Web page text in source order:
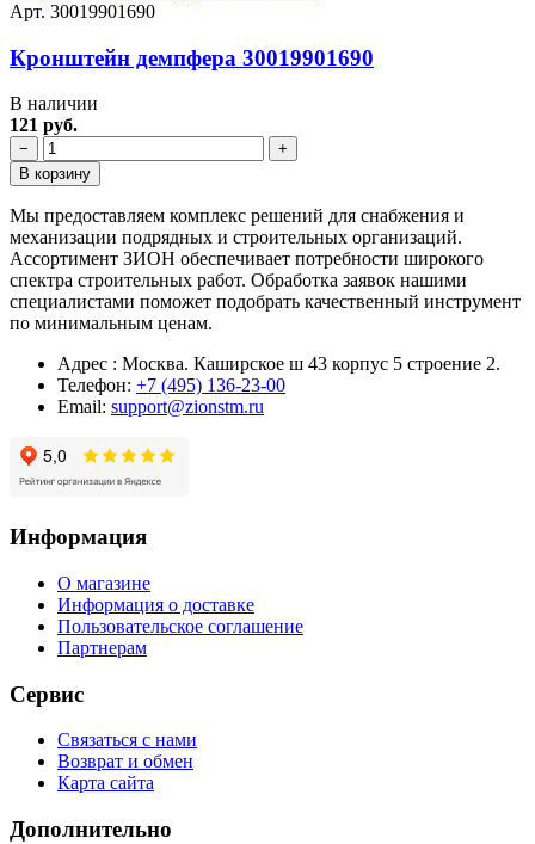
Арт. 30019901690
Кронштейн демпфера 30019901690
В наличии
121 руб.
−
+
В корзину
Мы предоставляем комплекс решений для снабжения и
механизации подрядных и строительных организаций.
Ассортимент ЗИОН обеспечивает потребности широкого
спектра строительных работ. Обработка заявок нашими
специалистами поможет подобрать качественный инструмент
по минимальным ценам.
Адрес : Москва. Каширское ш 43 корпус 5 строение 2.
Телефон: +7 (495) 136-23-00
Email: support@zionstm.ru
Информация
О магазине
Информация о доставке
Пользовательское соглашение
Партнерам
Сервис
Связаться с нами
Возврат и обмен
Карта сайта
Дополнительно